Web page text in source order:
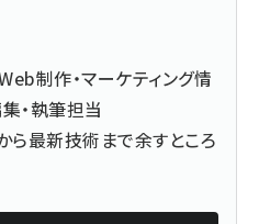
制作・マーケティング情
・執筆担当
ら最新技術まで余すところ